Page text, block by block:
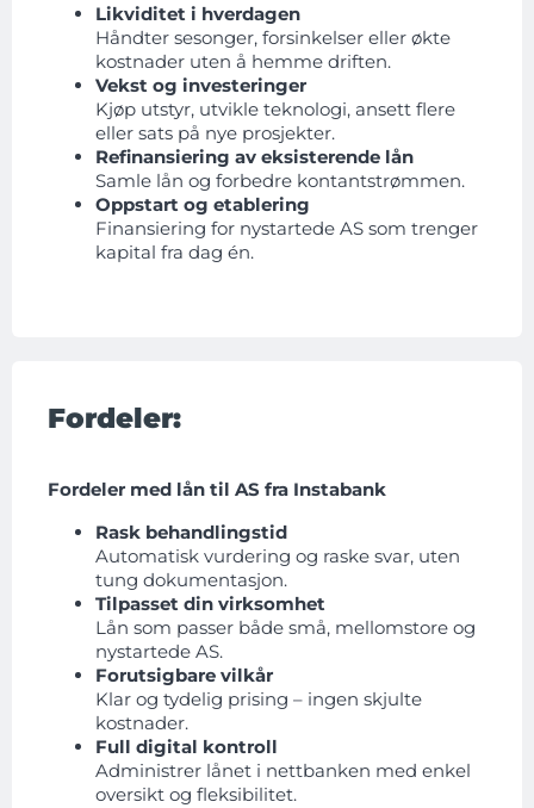
Likviditet i hverdagen
Håndter sesonger, forsinkelser eller økte
kostnader uten å hemme driften.
Vekst og investeringer
Kjøp utstyr, utvikle teknologi, ansett flere
eller sats på nye prosjekter.
Refinansiering av eksisterende lån
Samle lån og forbedre kontantstrømmen.
Oppstart og etablering
Finansiering for nystartede AS som trenger
kapital fra dag én.
Fordeler:
Fordeler med lån til AS fra Instabank
Rask behandlingstid
Automatisk vurdering og raske svar, uten
tung dokumentasjon.
Tilpasset din virksomhet
Lån som passer både små, mellomstore og
nystartede AS.
Forutsigbare vilkår
Klar og tydelig prising – ingen skjulte
kostnader.
Full digital kontroll
Administrer lånet i nettbanken med enkel
oversikt og fleksibilitet.